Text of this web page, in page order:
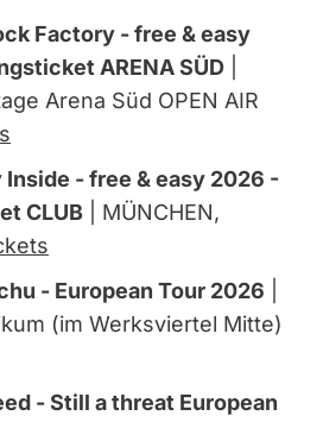
Factory - free & easy
ARENA SÜD
Arena Süd OPEN AIR
Inside - free & easy 2026 -
CLUB | MÜNCHEN,
- European Tour 2026
(im Werksviertel Mitte)
- Still a threat European